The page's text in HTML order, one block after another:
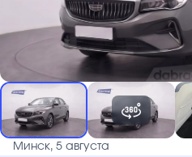
Минск, 5 августа